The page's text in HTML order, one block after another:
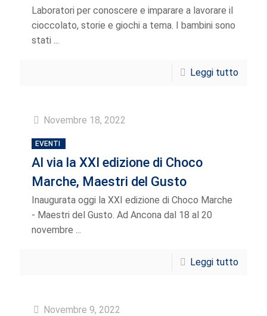
Laboratori per conoscere e imparare a lavorare il
cioccolato, storie e giochi a tema. I bambini sono
stati ...
Leggi tutto
Novembre 18, 2022
EVENTI
Al via la XXI edizione di Choco
Marche, Maestri del Gusto
Inaugurata oggi la XXI edizione di Choco Marche
- Maestri del Gusto. Ad Ancona dal 18 al 20
novembre ...
Leggi tutto
Novembre 9, 2022